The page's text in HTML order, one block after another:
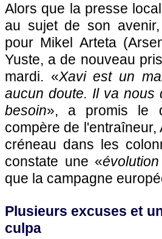
Alors que la presse
au sujet de son
pour Mikel Arteta
Yuste, a de nouveau
mardi. «Xavi est un
aucun doute. Il va nous
besoin», a promis le
compère de
créneau dans les
constate une «
que la campagne
Plusieurs excuses et
culpa